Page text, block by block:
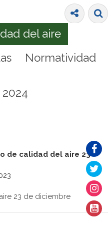
del aire
Normatividad
2024
de calidad del aire 23-
23 de diciembre